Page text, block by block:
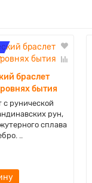
браслет
бытия
с рунической
рун,
сплава
..